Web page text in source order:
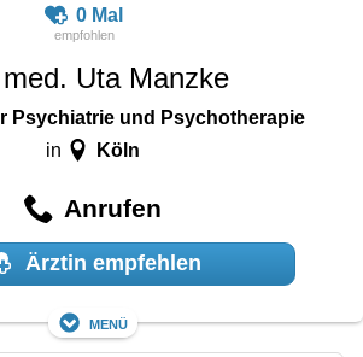
0 Mal
Uta Manzke
Psychiatrie und Psychotherapie
in Köln
Anrufen
Ärztin empfehlen
Menü